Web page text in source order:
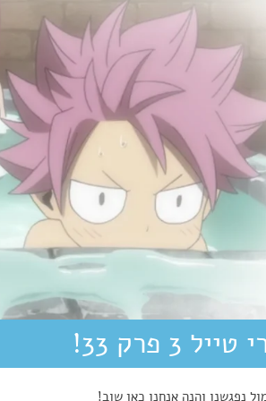
3 פרק 33!
נפגשנו והנה אנחנו כאן שוב!